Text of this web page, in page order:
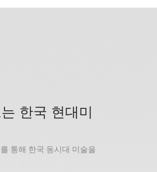
한국 현대미
통해 한국 동시대 미술을